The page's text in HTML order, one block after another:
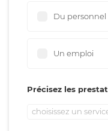
Du
Un emploi
Précisez les
choisissez un